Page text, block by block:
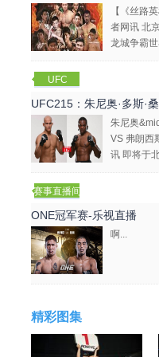
【《丝路
者网讯 北
龙城争霸
UFC
UFC215：朱尼奥·多斯·
朱尼奥
VS 弗朗西
讯 即将于
赛事直播间
ONE冠军赛-乐视直播
啊...
精彩图集